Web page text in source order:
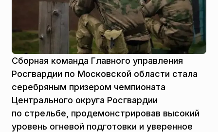
Сборная команда Главного управления
Росгвардии по Московской области стала
серебряным призером чемпионата
Центрального округа Росгвардии
по стрельбе, продемонстрировав высокий
уровень огневой подготовки и уверенное